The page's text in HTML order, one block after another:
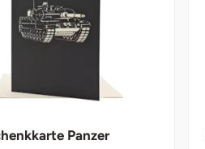
Panzer